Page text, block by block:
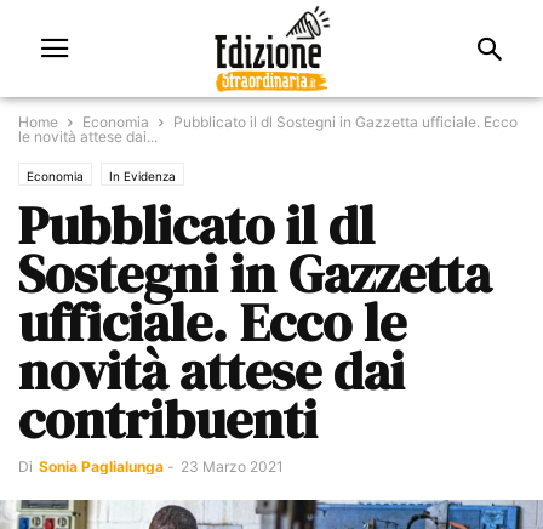
Home Economia
Pubblicato il dl Sostegni in Gazzetta ufficiale. Ecco
le novità attese dai...
Economia In Evidenza
Pubblicato il dl
Sostegni in Gazzetta
ufficiale. Ecco le
novità attese dai
contribuenti
Di Sonia Paglialunga - 23 Marzo 2021